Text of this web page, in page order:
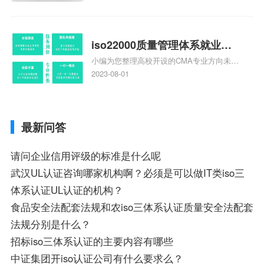
标准是什么相关iso体系认证知识，详情可
查看下方正文！
iso22000质量管理体系就业方
向，质量管理与认证就业方向
小编为您整理高校开设的CMA专业方向未来
就业前景及就业方向如何、cma就业方向有
2023-08-01
最新问答
请问企业信用评级的标准是什么呢
武汉UL认证咨询哪家机构啊？必须是可以做IT类iso三
体系认证UL认证的机构？
食品安全法配套法规和农iso三体系认证质量安全法配套
法规分别是什么？
招标iso三体系认证的主要内容有哪些
中证集团开iso认证公司有什么要求么？